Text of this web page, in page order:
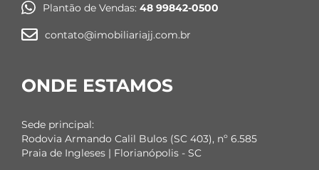
Plantão de Vendas: 48 99842-0500
contato@imobiliariajj.com.br
ONDE ESTAMOS
Sede principal:
Rodovia Armando Calil Bulos (SC 403), nº 6.585
Praia de Ingleses | Florianópolis - SC